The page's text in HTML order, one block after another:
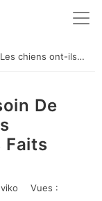
Les chiens ont-ils besoin de suppléments lorsqu'ils mangent des aliments faits maison ?
De
Faits
Vues :